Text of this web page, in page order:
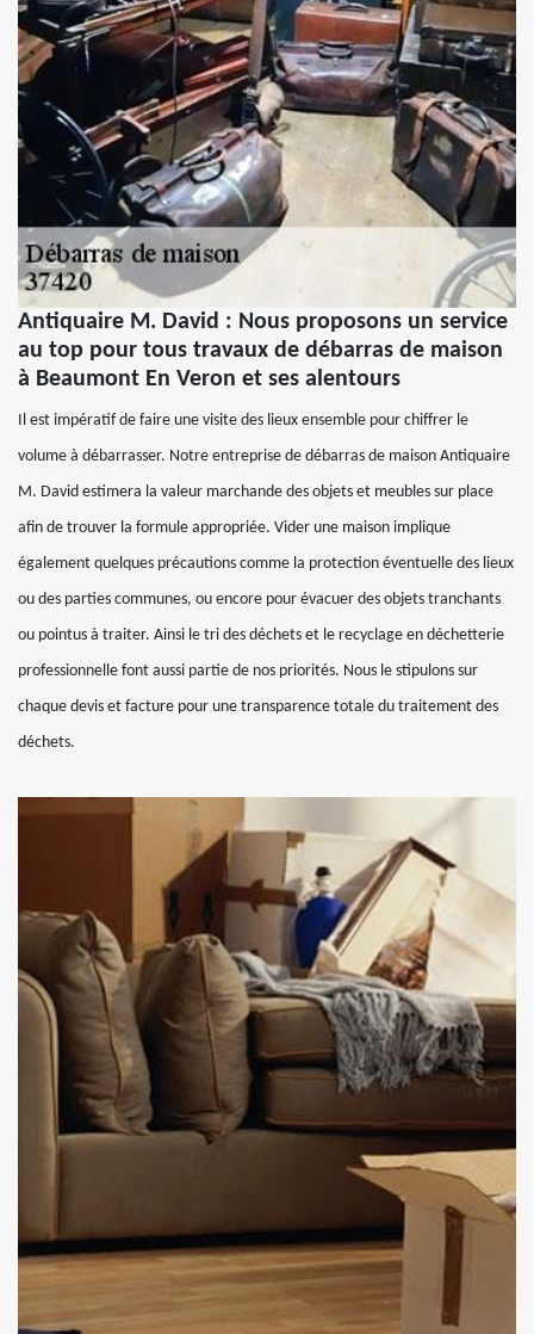
Antiquaire M. David : Nous proposons un service
au top pour tous travaux de débarras de maison
à Beaumont En Veron et ses alentours
Il est impératif de faire une visite des lieux ensemble pour chiffrer le
volume à débarrasser. Notre entreprise de débarras de maison Antiquaire
M. David estimera la valeur marchande des objets et meubles sur place
afin de trouver la formule appropriée. Vider une maison implique
également quelques précautions comme la protection éventuelle des lieux
ou des parties communes, ou encore pour évacuer des objets tranchants
ou pointus à traiter. Ainsi le tri des déchets et le recyclage en déchetterie
professionnelle font aussi partie de nos priorités. Nous le stipulons sur
chaque devis et facture pour une transparence totale du traitement des
déchets.